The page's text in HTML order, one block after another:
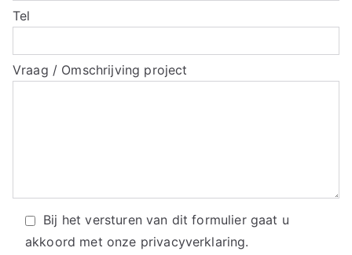
Tel
Vraag / Omschrijving project
Bij het versturen van dit formulier gaat u
akkoord met onze privacyverklaring.